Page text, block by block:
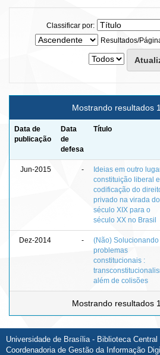
Classificar por:
Resultados/
Mostrando resultados
Data de
publicação
Data
de
defesa
Título
Jun-2015 -
Ideias em outro
constituição liberal e
codificação do
privado na virada do
século XIX para o
século XX no Brasil
Dez-2014 -
(Não) Solucionando
problemas
constitucionais :
além de colisões
Mostrando resultados
Universidade de Brasília - Biblioteca Central
Coordenadoria de Gestão da Informação